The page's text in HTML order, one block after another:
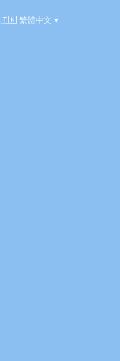
🇹🇼 語言:
繁體中文